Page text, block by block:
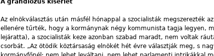
Az elnökválasztás után másfél hónappal a szocialisták megszerezték
ellenére tűrték, hogy a kormánynak négy kommunista tagja legyen,
lejáratta), a szocialisták keze azonban szabad maradt, nem voltak
csorbát. „Az ötödik köztársaság elnökét hét évre választják meg, s